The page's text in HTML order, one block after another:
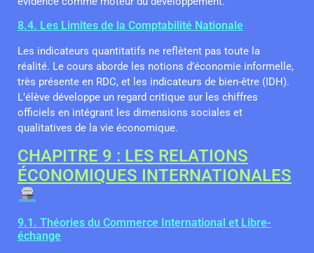
8.4. Les Limites de la Comptabilité Nationale
Les indicateurs quantitatifs ne reflètent pas toute la
réalité. Le cours aborde les notions d’économie informelle,
très présente en RDC, et les indicateurs de bien-être (IDH).
L’élève développe un regard critique sur les chiffres
officiels en intégrant les dimensions sociales et
qualitatives de la vie économique.
CHAPITRE 9 : LES RELATIONS
ÉCONOMIQUES INTERNATIONALES
9.1. Théories du Commerce International et Libre-
échange